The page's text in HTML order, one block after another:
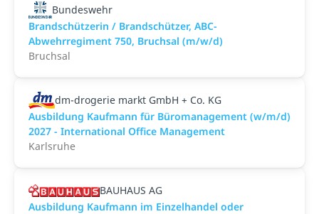
Bundeswehr
Brandschützerin / Brandschützer, ABC-
Abwehrregiment 750, Bruchsal (m/w/d)
Bruchsal
dm-drogerie markt GmbH + Co. KG
Ausbildung Kaufmann für Büromanagement (w/m/d)
2027 - International Office Management
Karlsruhe
BAUHAUS AG
Ausbildung Kaufmann im Einzelhandel oder